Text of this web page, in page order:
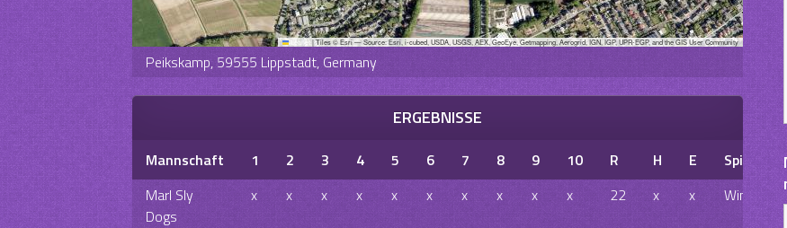
Leaflet|Tiles © Esri — Source: Esri, i-cubed, USDA, USGS, AEX, GeoEye, Getmapping, Aerogrid, IGN, IGP, UPR-EGP, and the GIS User Community
Peikskamp, 59555 Lippstadt, Germany
ERGEBNISSE
Mannschaft 1 2 3 4 5 6 7 8 9 10 R H E
Marl Sly
Dogs
x x x x x x x x x x 22 x x Win